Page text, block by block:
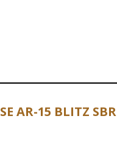
AR-15 BLITZ SBR